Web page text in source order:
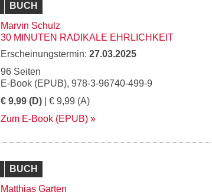
BUCH
Marvin Schulz
30 MINUTEN RADIKALE EHRLICHKEIT
Erscheinungstermin: 27.03.2025
96 Seiten
E-Book (EPUB), 978-3-96740-499-9
€ 9,99 (D) | € 9,99 (A)
Zum E-Book (EPUB)
BUCH
Matthias Garten